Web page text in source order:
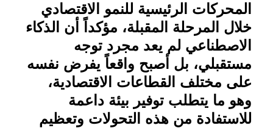
المحركات الرئيسية للنمو الاقتصادي
خلال المرحلة المقبلة، مؤكداً أن الذكاء
الاصطناعي لم يعد مجرد توجه
مستقبلي، بل أصبح واقعاً يفرض نفسه
على مختلف القطاعات الاقتصادية،
وهو ما يتطلب توفير بيئة داعمة
للاستفادة من هذه التحولات وتعظيم